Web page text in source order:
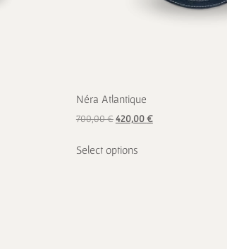
Néra Atlantique
700,00€420,00€
Select options